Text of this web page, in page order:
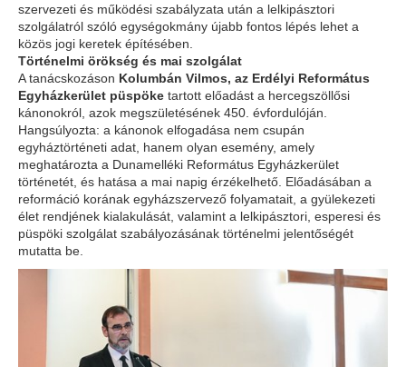
szervezeti és működési szabályzata után a lelkipásztori
szolgálatról szóló egységokmány újabb fontos lépés lehet a
közös jogi keretek építésében.
Történelmi örökség és mai szolgálat
A tanácskozáson Kolumbán Vilmos, az Erdélyi Református
Egyházkerület püspöke tartott előadást a hercegszöllősi
kánonokról, azok megszületésének 450. évfordulóján.
Hangsúlyozta: a kánonok elfogadása nem csupán
egyháztörténeti adat, hanem olyan esemény, amely
meghatározta a Dunamelléki Református Egyházkerület
történetét, és hatása a mai napig érzékelhető. Előadásában a
reformáció korának egyházszervező folyamatait, a gyülekezeti
élet rendjének kialakulását, valamint a lelkipásztori, esperesi és
püspöki szolgálat szabályozásának történelmi jelentőségét
mutatta be.